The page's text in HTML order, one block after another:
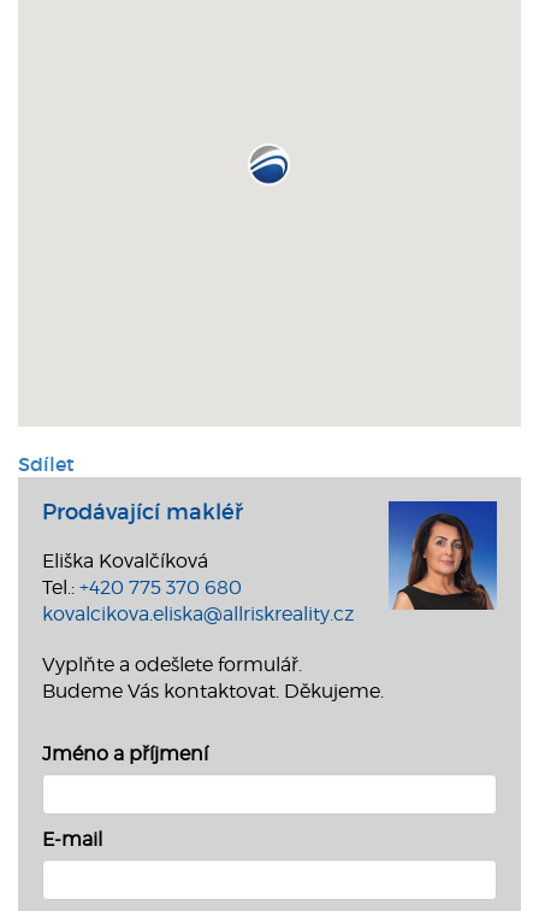
Sdílet
Prodávající makléř
Eliška Kovalčíková
Tel.: +420 775 370 680
kovalcikova.eliska@allriskreality.cz
Vyplňte a odešlete formulář.
Budeme Vás kontaktovat. Děkujeme.
Jméno a příjmení
E-mail